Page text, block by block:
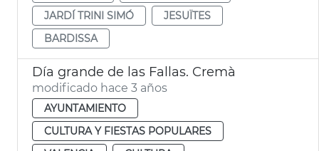
JARDÍ TRINI SIMÓ
JESUÏTES
BARDISSA
Día grande de las Fallas. Cremà
modificado hace 3 años
AYUNTAMIENTO
CULTURA Y FIESTAS POPULARES